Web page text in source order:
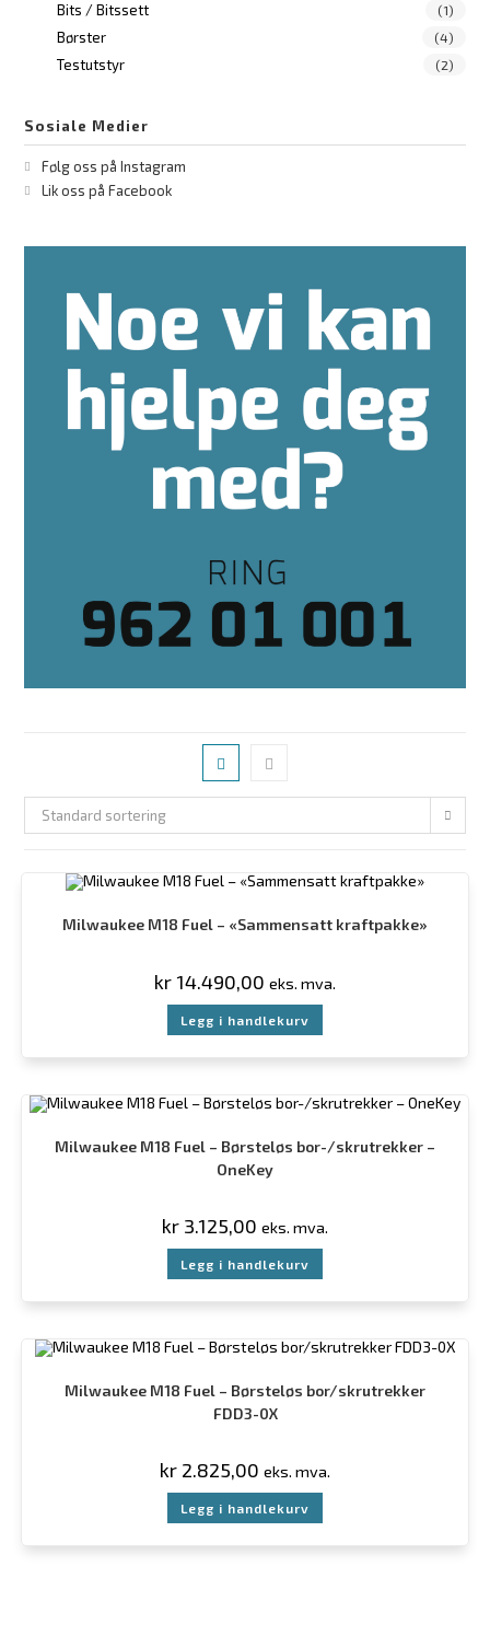
Bits / Bitssett (1)
Børster (4)
Testutstyr (2)
Sosiale Medier
Følg oss på Instagram
Lik oss på Facebook
Standard sortering
Milwaukee M18 Fuel – «Sammensatt kraftpakke»
kr 14.490,00 eks. mva.
Legg i handlekurv
Milwaukee M18 Fuel – Børsteløs bor-/skrutrekker –
OneKey
kr 3.125,00 eks. mva.
Legg i handlekurv
Milwaukee M18 Fuel – Børsteløs bor/skrutrekker
FDD3-0X
kr 2.825,00 eks. mva.
Legg i handlekurv